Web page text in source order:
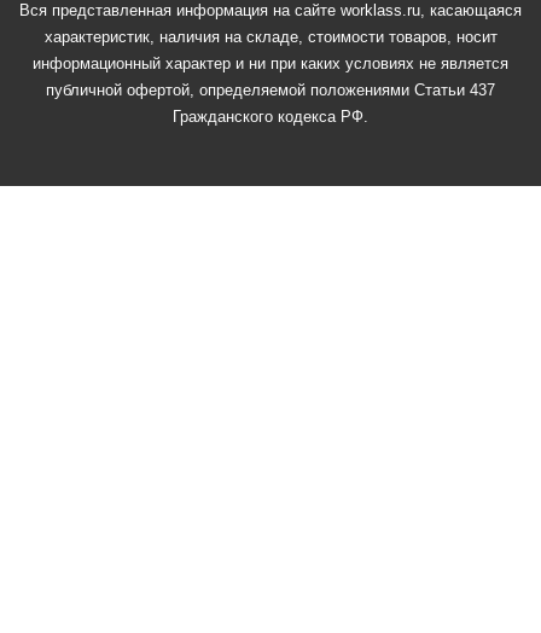
Вся представленная информация на сайте worklass.ru, касающаяся
характеристик, наличия на складе, стоимости товаров, носит
информационный характер и ни при каких условиях не является
публичной офертой, определяемой положениями Статьи 437
Гражданского кодекса РФ.